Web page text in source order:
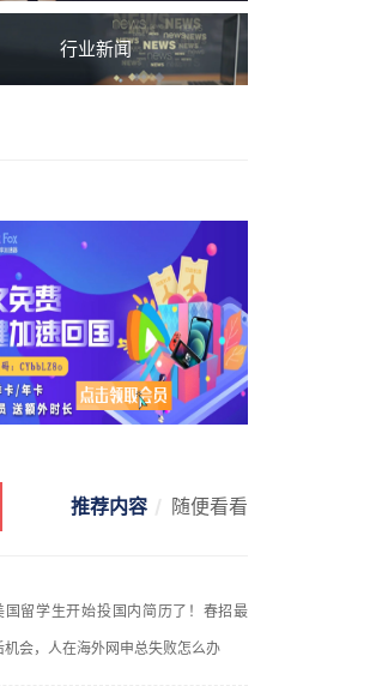
行业新闻
推荐内容 随便看看
国留学生开始投国内简历了！春招最
机会，人在海外网申总失败怎么办